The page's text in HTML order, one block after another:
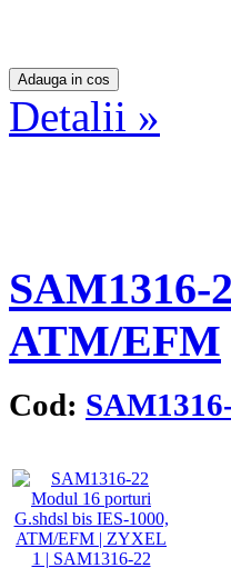
Detalii »
SAM1316-
ATM/EFM
Cod: